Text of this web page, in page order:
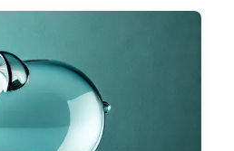
betrifft uns alle:
Lösungen verantworten.